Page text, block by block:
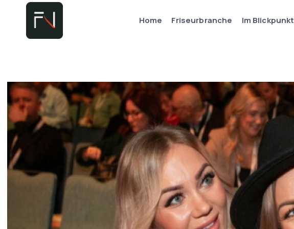
springen
Home Friseurbranche Im Blickpunkt